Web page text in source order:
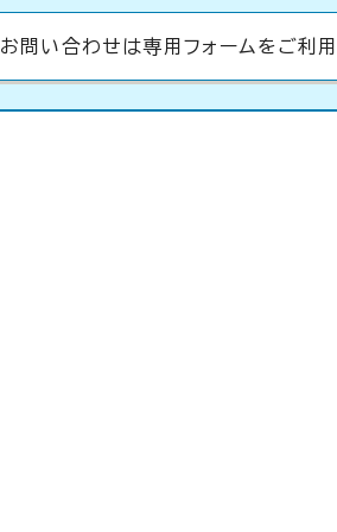
お問い合わせは専用フォームをご利用